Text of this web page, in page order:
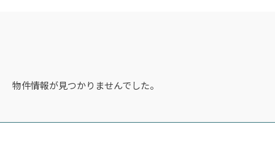
物件情報が見つかりませんでした。